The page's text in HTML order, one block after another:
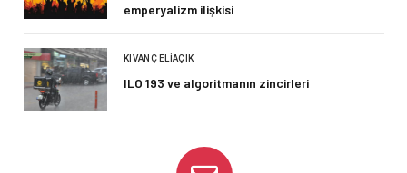
emperyalizm ilişkisi
KIVANÇ ELIAÇIK
ILO 193 ve algoritmanın zincirleri